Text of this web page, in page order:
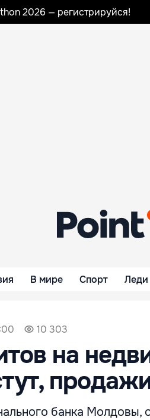
2026 — регистрируйся!
В мире Спорт Леди
10 303
на
банка